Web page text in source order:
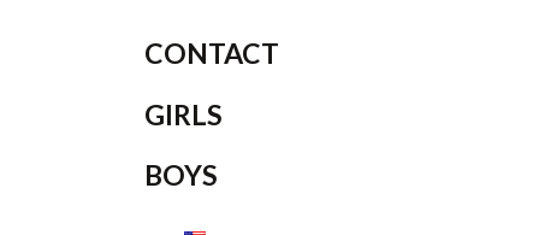
CONTACT
GIRLS
BOYS